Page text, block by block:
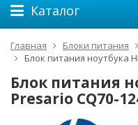
Каталог
Главная Блоки питания
Блок питания ноутбука
Блок питания
Presario CQ70-